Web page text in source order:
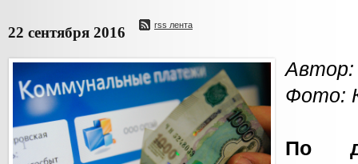
22 сентября 2016 rss лента
Автор:
Фото:
По